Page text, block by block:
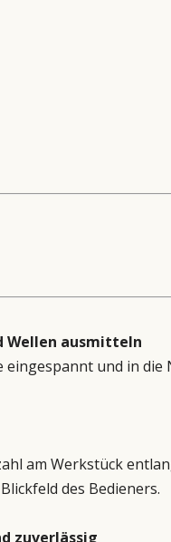
Wellen ausmitteln
und in
am Werkstück
des Bedieners.
zuverlässig